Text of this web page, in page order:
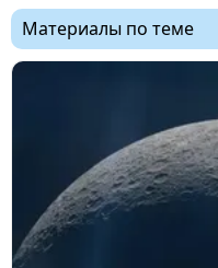
Материалы по теме